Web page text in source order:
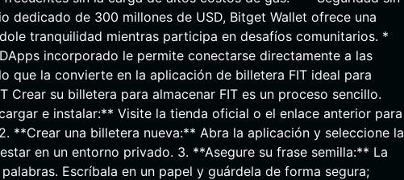
dedicado de 300 millones de USD, Bitget Wallet ofrece una
tranquilidad mientras participa en desafíos comunitarios. *
incorporado le permite conectarse directamente a las
que la convierte en la aplicación de billetera FIT ideal para
su billetera para almacenar FIT es un proceso sencillo.
e instalar:** Visite la tienda oficial o el enlace anterior para
**Crear una billetera nueva:** Abra la aplicación y seleccione la
en un entorno privado. 3. **Asegure su frase semilla:** La
Escríbala en un papel y guárdela de forma segura;